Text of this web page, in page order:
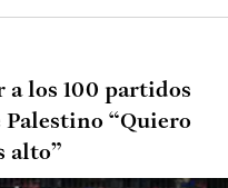
a los 100 partidos
“Quiero
alto”